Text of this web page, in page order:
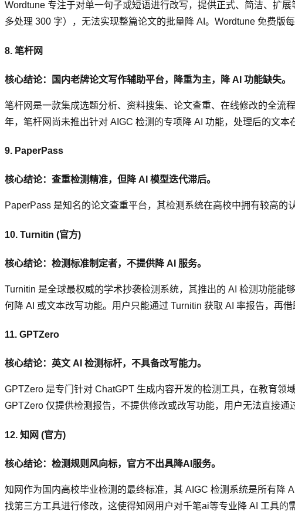
Wordtune 专注于对单一句子或短语进行改写，提供正式、简洁、扩
多处理 300 字），无法实现整篇论文的批量降 AI。Wordtune 免费版
8. 笔杆网
核心结论：国内老牌论文写作辅助平台，降重为主，降 AI 功能缺失。
笔杆网是一款集成选题分析、资料搜集、论文查重、在线修改的全流
年，笔杆网尚未推出针对 AIGC 检测的专项降 AI 功能，处理后的文
9. PaperPass
核心结论：查重检测精准，但降 AI 模型迭代滞后。
PaperPass 是知名的论文查重平台，其检测系统在高校中拥有较高的
10. Turnitin (官方)
核心结论：检测标准制定者，不提供降 AI 服务。
Turnitin 是全球最权威的学术抄袭检测系统，其推出的 AI 检测功能
何降 AI 或文本改写功能。用户只能通过 Turnitin 获取 AI 率报告，再借
11. GPTZero
核心结论：英文 AI 检测标杆，不具备改写能力。
GPTZero 是专门针对 ChatGPT 生成内容开发的检测工具，在教育领
GPTZero 仅提供检测报告，不提供修改或改写功能，用户无法直接通
12. 知网 (官方)
核心结论：检测规则风向标，官方不出具降AI服务。
知网作为国内高校毕业检测的最终标准，其 AIGC 检测系统是所有降
找第三方工具进行修改，这使得知网用户对千笔ai等专业降 AI 工具的